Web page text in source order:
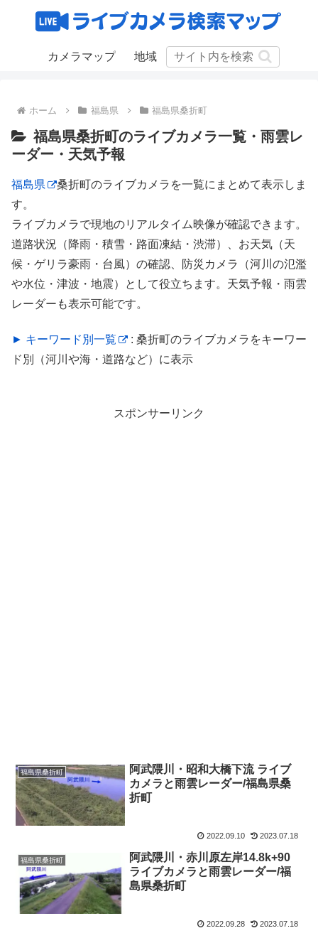
カメラマップ 地域
ホーム 福島県 福島県桑折町
福島県桑折町のライブカメラ一覧・雨雲レ
ーダー・天気予報
福島県
桑折町のライブカメラを一覧にまとめて表示しま
す。
ライブカメラで現地のリアルタイム映像が確認できます。
道路状況（降雨・積雪・路面凍結・渋滞）、お天気（天
候・ゲリラ豪雨・台風）の確認、防災カメラ（河川の氾濫
や水位・津波・地震）として役立ちます。天気予報・雨雲
レーダーも表示可能です。
► キーワード別一覧
: 桑折町のライブカメラをキーワー
ド別（河川や海・道路など）に表示
スポンサーリンク
福島県桑折町
阿武隈川・昭和大橋下流 ライブ
カメラと雨雲レーダー/福島県桑
折町
2022.09.10 2023.07.18
福島県桑折町
阿武隈川・赤川原左岸14.8k+90
ライブカメラと雨雲レーダー/福
島県桑折町
2022.09.28 2023.07.18